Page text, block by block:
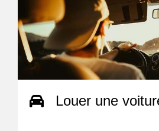
Louer une